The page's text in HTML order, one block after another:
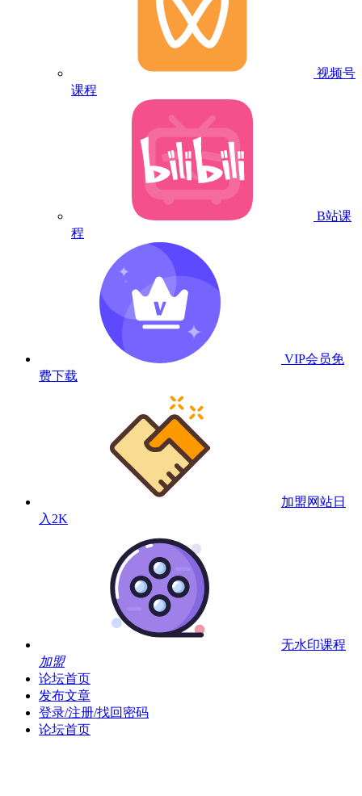
视频号
课程
B站课
程
VIP会员免
费下载
加盟网站日
入2K
无水印课程
加盟
论坛首页
发布文章
登录/注册/找回密码
论坛首页